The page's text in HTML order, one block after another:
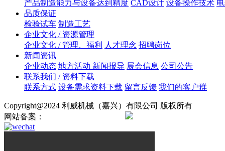
产品制造能力与设备达到精度 CAD设计 设备操作技术
品质保证
检验试车 制造工艺
企业文化 / 资源管理
企业文化 / 管理、福利
人才理念 招聘岗位
新闻资讯
企业动态 地方活动 新闻报导 展会信息 公司公告
联系我们 / 资料下载
联系方式 设备需求资料下载 留言反馈 我们的客户群
Copyright@2024 利威机械（嘉兴）有限公司 版权所有
网站备案：